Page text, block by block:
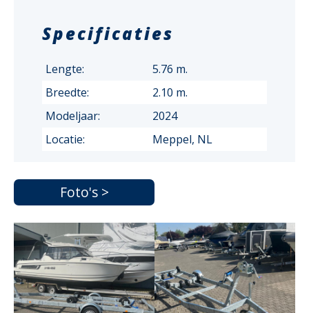
Specificaties
Lengte:
5.76 m.
Breedte:
2.10 m.
Modeljaar:
2024
Locatie:
Meppel, NL
Foto's >